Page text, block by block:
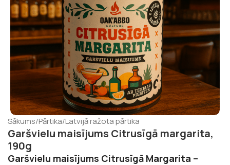
Sākums/Pārtika/Latvijā ražota pārtika
Garšvielu maisījums Citrusīgā margarita,
190g
Garšvielu maisījums Citrusīgā Margarita –